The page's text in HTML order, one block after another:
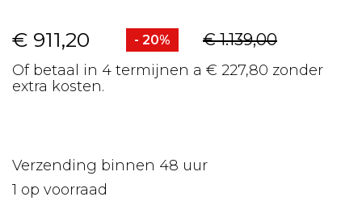
€ 911,20 - 20% € 1.139,00
Of betaal in 4 termijnen a € 227,80 zonder
extra kosten.
Verzending binnen 48 uur
1 op voorraad